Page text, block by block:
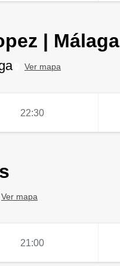
| Málaga
Ver mapa
22:30
Ver mapa
21:00